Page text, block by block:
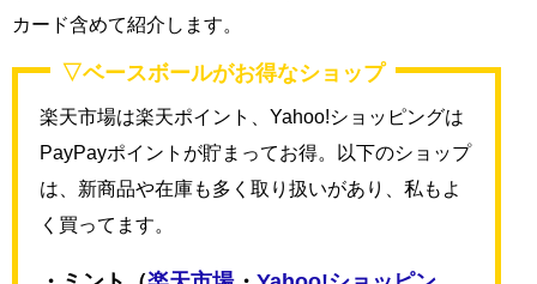
カード含めて紹介します。
▽ベースボールがお得なショップ
楽天市場は楽天ポイント、Yahoo!ショッピングは
PayPayポイントが貯まってお得。以下のショップ
は、新商品や在庫も多く取り扱いがあり、私もよ
く買ってます。